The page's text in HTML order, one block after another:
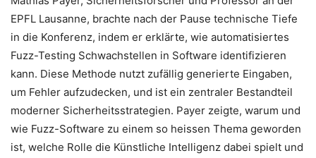
EPFL Lausanne, brachte nach der Pause technische Tiefe
in die Konferenz, indem er erklärte, wie automatisiertes
Fuzz-Testing Schwachstellen in Software identifizieren
kann. Diese Methode nutzt zufällig generierte Eingaben,
um Fehler aufzudecken, und ist ein zentraler Bestandteil
moderner Sicherheitsstrategien. Payer zeigte, warum und
wie Fuzz-Software zu einem so heissen Thema geworden
ist, welche Rolle die Künstliche Intelligenz dabei spielt und